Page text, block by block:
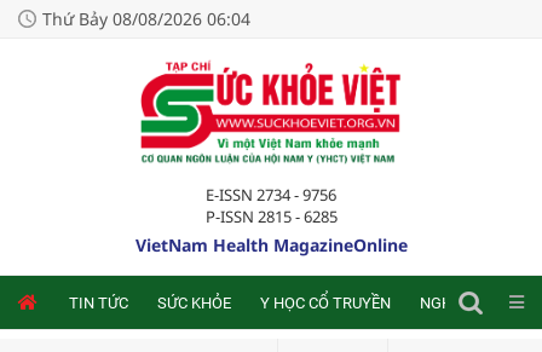
Thứ Bảy 08/08/2026 06:04
E-ISSN 2734 - 9756
P-ISSN 2815 - 6285
VietNam Health MagazineOnline
TIN TỨC SỨC KHỎE Y HỌC CỔ TRUYỀN NGHIÊN CỨU